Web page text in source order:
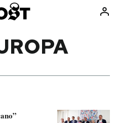
Consumismi